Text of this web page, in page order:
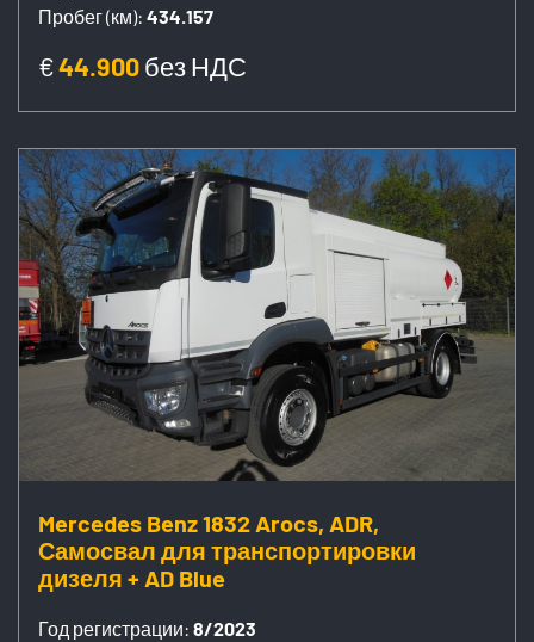
Пробег (км): 434.157
€44.900без НДС
Mercedes Benz 1832 Arocs, ADR,
Самосвал для транспортировки
дизеля + AD Blue
Год регистрации: 8/2023